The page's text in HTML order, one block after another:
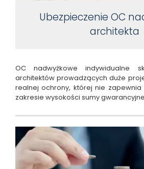
Ubezpieczenie OC
architekta
OC nadwyżkowe indywidualne
architektów prowadzących duże
realnej ochrony, której nie
zakresie wysokości sumy